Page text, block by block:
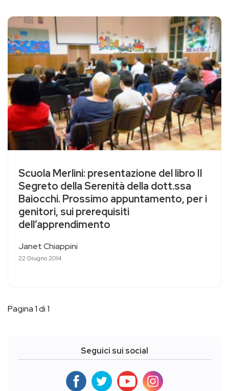
Scuola Merlini: presentazione del libro Il
Segreto della Serenità della dott.ssa
Baiocchi. Prossimo appuntamento, per i
genitori, sui prerequisiti
dell’apprendimento
Janet Chiappini
22 Giugno 2014
Pagina 1 di 1
Seguici sui social